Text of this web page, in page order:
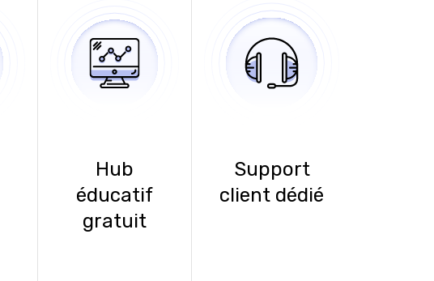
Hub
éducatif
gratuit
Support
client dédié